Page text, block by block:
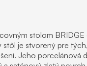
stolom
je stvorený pre
Jeho porcelánová